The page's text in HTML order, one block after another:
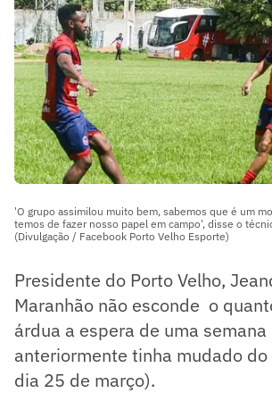
'O grupo assimilou muito bem, sabemos que é um
temos de fazer nosso papel em campo', disse o
(Divulgação / Facebook Porto Velho Esporte)
Presidente do Porto Velho,
Maranhão não esconde o
árdua a espera de uma
anteriormente tinha mudado
dia 25 de março).